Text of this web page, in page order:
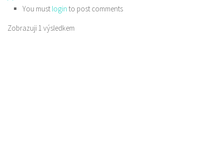
You must login to post comments
Zobrazuji 1 výsledkem